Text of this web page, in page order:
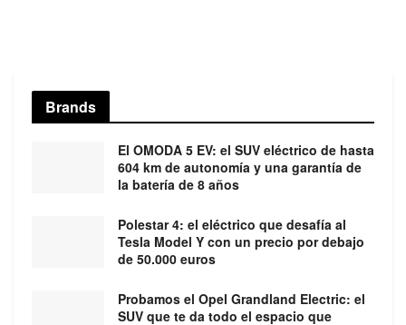
Brands
El OMODA 5 EV: el SUV eléctrico de hasta
604 km de autonomía y una garantía de
la batería de 8 años
Polestar 4: el eléctrico que desafía al
Tesla Model Y con un precio por debajo
de 50.000 euros
Probamos el Opel Grandland Electric: el
SUV que te da todo el espacio que